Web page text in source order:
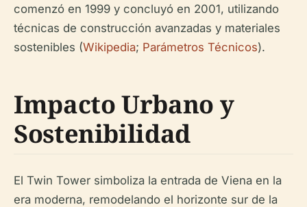
comenzó en 1999 y concluyó en 2001, utilizando
técnicas de construcción avanzadas y materiales
sostenibles (Wikipedia; Parámetros Técnicos).
Impacto Urbano y
Sostenibilidad
El Twin Tower simboliza la entrada de Viena en la
era moderna, remodelando el horizonte sur de la